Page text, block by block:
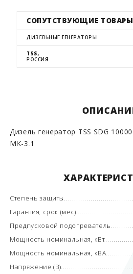
СОПУТСТВУЮЩИЕ ТОВАРЫ
ДИЗЕЛЬНЫЕ ГЕНЕРАТОРЫ
TSS,
РОССИЯ
Дизель генератор TSS SDG
МК-3.1
Степень защиты
Гарантия, срок (мес)
Предпусковой подогреватель
Мощность номинальная, кВт
Мощность номинальная, кВА
Напряжение (В)